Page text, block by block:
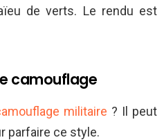
de verts. Le rendu est
camouflage
militaire ? Il peut
parfaire ce style.